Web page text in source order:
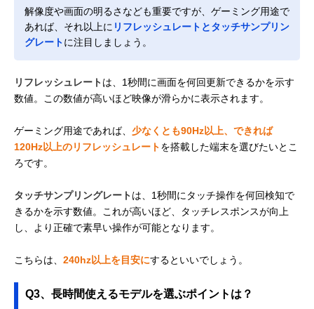
解像度や画面の明るさなども重要ですが、ゲーミング用途で
あれば、それ以上に リフレッシュレートとタッチサンプリン
グレートに注目しましょう。
リフレッシュレートは、1秒間に画面を何回更新できるかを示す
数値。この数値が高いほど映像が滑らかに表示されます。
ゲーミング用途であれば、 少なくとも90Hz以上、できれば
120Hz以上のリフレッシュレートを搭載した端末を選びたいとこ
ろです。
タッチサンプリングレートは、1秒間にタッチ操作を何回検知で
きるかを示す数値。これが高いほど、タッチレスポンスが向上
し、より正確で素早い操作が可能となります。
こちらは、 240hz以上を目安にするといいでしょう。
Q3、長時間使えるモデルを選ぶポイントは？